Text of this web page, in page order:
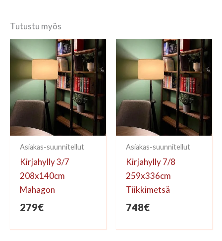
Sinun on
kirjoittaa arvioinnin.
Tutustu myös
Asiakas-suunnitellut
Kirjahylly 3/7
208x140cm
Mahagon
279€
Asiakas-suunnitellut
Kirjahylly 7/8
259x336cm
Tiikkimetsä
748€